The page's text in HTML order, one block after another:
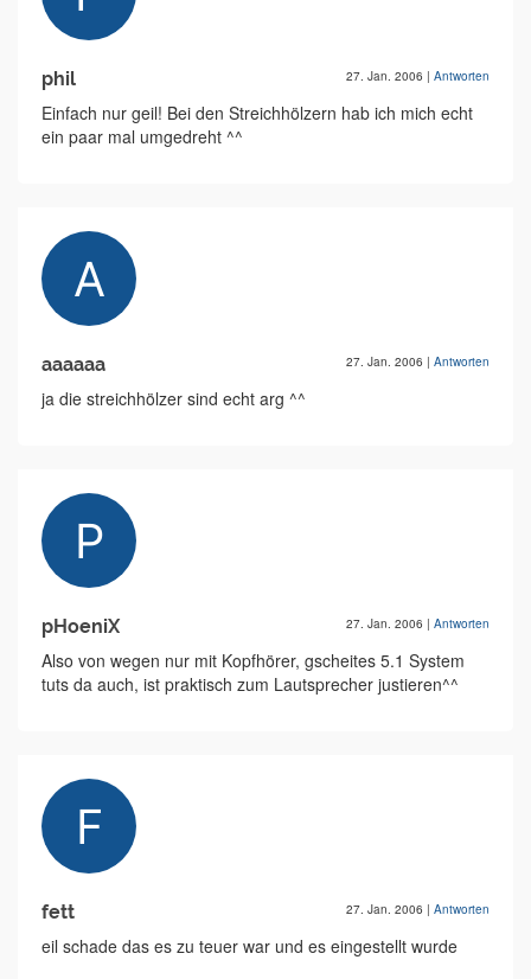
phil 27. Jan. 2006 | Antworten
Einfach nur geil! Bei den Streichhölzern hab ich mich echt
ein paar mal umgedreht ^^
aaaaaa 27. Jan. 2006 | Antworten
ja die streichhölzer sind echt arg ^^
pHoeniX 27. Jan. 2006 | Antworten
Also von wegen nur mit Kopfhörer, gscheites 5.1 System
tuts da auch, ist praktisch zum Lautsprecher justieren^^
fett 27. Jan. 2006 | Antworten
eil schade das es zu teuer war und es eingestellt wurde